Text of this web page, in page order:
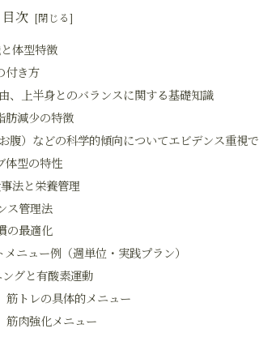
目次
体型特徴
付き方
、上半身とのバランスに関する基礎知識
肪減少の特徴
）などの科学的傾向についてエビデンス重視で
体型の特性
法と栄養管理
ス管理法
の最適化
ニュー例（週単位・実践プラン）
グと有酸素運動
筋トレの具体的メニュー
筋肉強化メニュー